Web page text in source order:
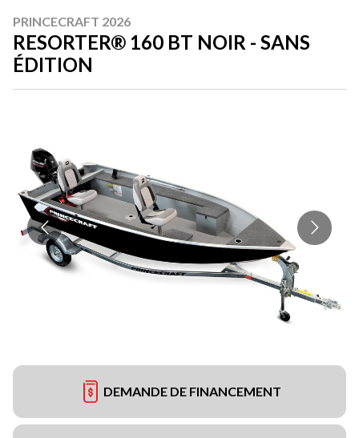
PRINCECRAFT 2026
RESORTER® 160 BT NOIR - SANS
ÉDITION
DEMANDE DE FINANCEMENT